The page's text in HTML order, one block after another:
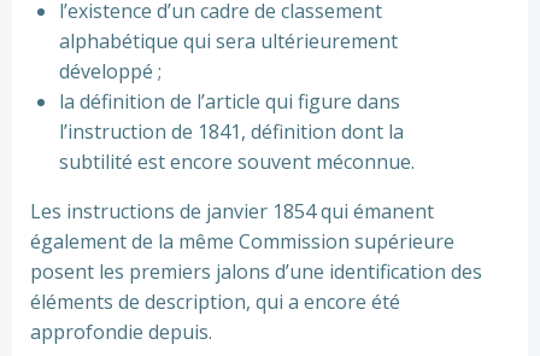
l’existence d’un cadre de classement
alphabétique qui sera ultérieurement
développé ;
la définition de l’article qui figure dans
l’instruction de 1841, définition dont la
subtilité est encore souvent méconnue.
Les instructions de janvier 1854 qui émanent
également de la même Commission supérieure
posent les premiers jalons d’une identification des
éléments de description, qui a encore été
approfondie depuis.